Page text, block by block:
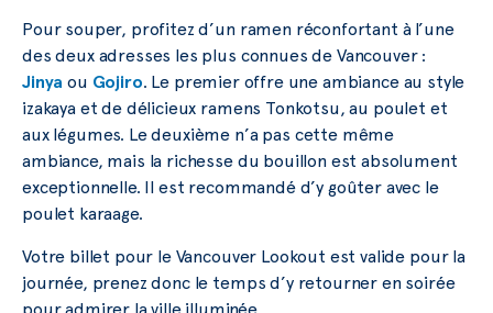
Pour souper, profitez d’un ramen réconfortant à l’une
des deux adresses les plus connues de Vancouver :
Jinya ou Gojiro. Le premier offre une ambiance au style
izakaya et de délicieux ramens Tonkotsu, au poulet et
aux légumes. Le deuxième n’a pas cette même
ambiance, mais la richesse du bouillon est absolument
exceptionnelle. Il est recommandé d’y goûter avec le
poulet karaage.
Votre billet pour le Vancouver Lookout est valide pour la
journée, prenez donc le temps d’y retourner en soirée
pour admirer la ville illuminée.